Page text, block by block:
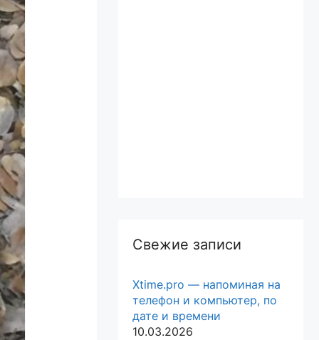
Свежие записи
Xtime.pro — напоминая на
телефон и компьютер, по
дате и времени
10.03.2026